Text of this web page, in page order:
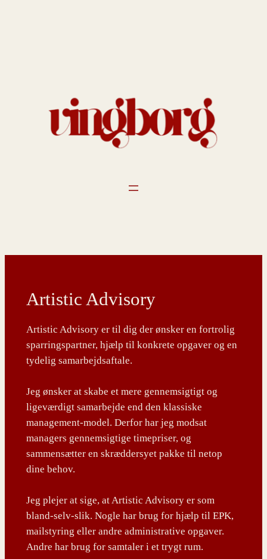
Artistic Advisory
Artistic Advisory er til dig der ønsker en fortrolig
sparringspartner, hjælp til konkrete opgaver og en
tydelig samarbejdsaftale.
Jeg ønsker at skabe et mere gennemsigtigt og
ligeværdigt samarbejde end den klassiske
management-model. Derfor har jeg modsat
managers gennemsigtige timepriser, og
sammensætter en skræddersyet pakke til netop
dine behov.
Jeg plejer at sige, at Artistic Advisory er som
bland-selv-slik. Nogle har brug for hjælp til EPK,
mailstyring eller andre administrative opgaver.
Andre har brug for samtaler i et trygt rum.